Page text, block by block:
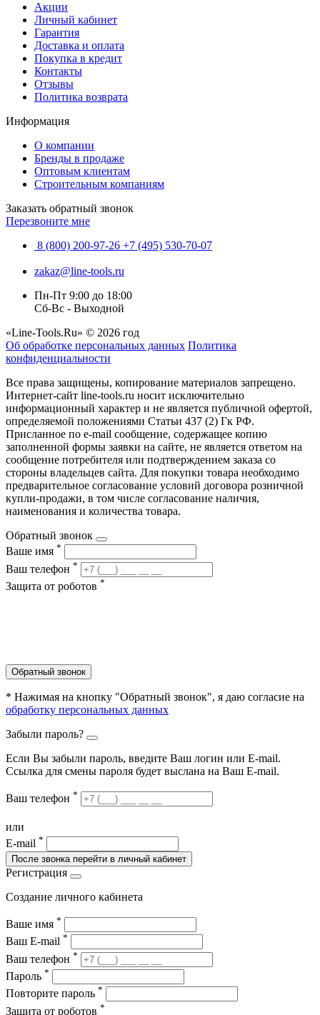
Акции
Личный кабинет
Гарантия
Доставка и оплата
Покупка в кредит
Контакты
Отзывы
Политика возврата
Информация
О компании
Бренды в продаже
Оптовым клиентам
Строительным компаниям
Заказать обратный звонок
Перезвоните мне
8 (800) 200-97-26 +7 (495) 530-70-07
zakaz@line-tools.ru
Пн-Пт 9:00 до 18:00
Сб-Вс - Выходной
«Line-Tools.Ru» © 2026 год
Об обработке персональных данных Политика
конфиденциальности
Все права защищены, копирование материалов запрещено.
Интернет-сайт line-tools.ru носит исключительно
информационный характер и не является публичной офертой,
определяемой положениями Статьи 437 (2) Гк РФ.
Присланное по e-mail сообщение, содержащее копию
заполненной формы заявки на сайте, не является ответом на
сообщение потребителя или подтверждением заказа со
стороны владельцев сайта. Для покупки товара необходимо
предварительное согласование условий договора розничной
купли-продажи, в том числе согласование наличия,
наименования и количества товара.
Обратный звонок
Ваше имя *
Ваш телефон *
Защита от роботов *
Обратный звонок
* Нажимая на кнопку "Обратный звонок", я даю согласие на
обработку персональных данных
Забыли пароль?
Если Вы забыли пароль, введите Ваш логин или Е-mail.
Ссылка для смены пароля будет выслана на Ваш E-mail.
Ваш телефон *
или
E-mail *
После звонка перейти в личный кабинет
Регистрация
Создание личного кабинета
Ваше имя *
Ваш E-mail *
Ваш телефон *
Пароль *
Повторите пароль *
Защита от роботов *